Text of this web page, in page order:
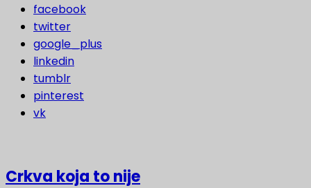
facebook
twitter
google_plus
linkedin
tumblr
pinterest
vk
Crkva koja to nije